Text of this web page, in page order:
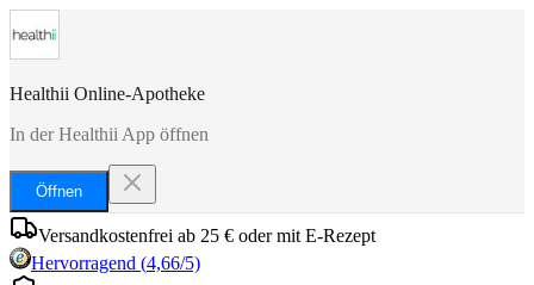
Healthii Online-Apotheke
In der Healthii App öffnen
Öffnen
Versandkostenfrei ab 25 € oder mit E-Rezept
Hervorragend (4,66/5)